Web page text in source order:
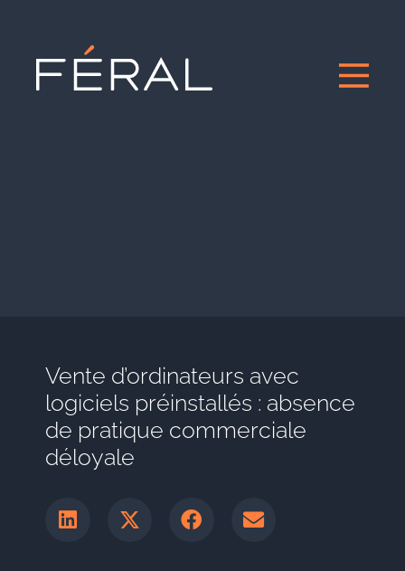
Vente d’ordinateurs avec
logiciels préinstallés : absence
de pratique commerciale
déloyale